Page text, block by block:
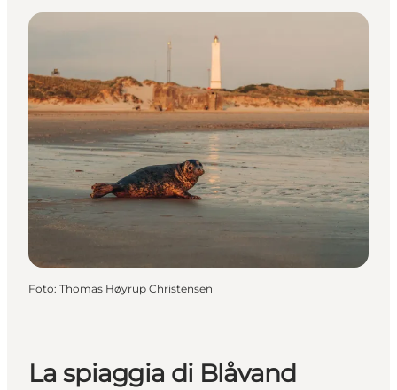
Foto: Thomas Høyrup Christensen
La spiaggia di Blåvand